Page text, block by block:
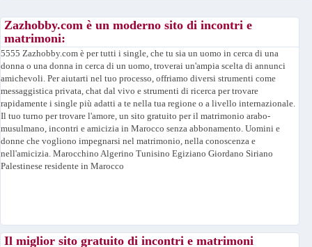
Zazhobby.com è un moderno sito di incontri e
matrimoni:
5555 Zazhobby.com è per tutti i single, che tu sia un uomo in cerca di una
donna o una donna in cerca di un uomo, troverai un'ampia scelta di annunci
amichevoli. Per aiutarti nel tuo processo, offriamo diversi strumenti come
messaggistica privata, chat dal vivo e strumenti di ricerca per trovare
rapidamente i single più adatti a te nella tua regione o a livello internazionale.
Il tuo turno per trovare l'amore, un sito gratuito per il matrimonio arabo-
musulmano, incontri e amicizia in Marocco senza abbonamento. Uomini e
donne che vogliono impegnarsi nel matrimonio, nella conoscenza e
nell'amicizia. Marocchino Algerino Tunisino Egiziano Giordano Siriano
Palestinese residente in Marocco
Il miglior sito gratuito di incontri e matrimoni